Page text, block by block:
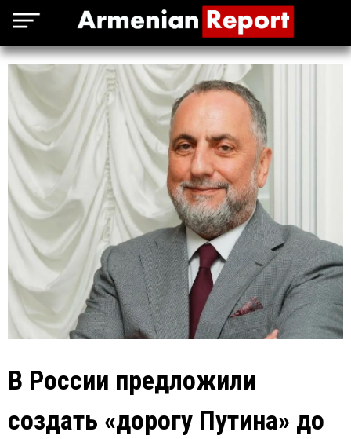
В России предложили
создать «дорогу Путина» до